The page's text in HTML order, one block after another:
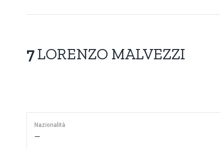
7LORENZO MALVEZZI
Nazionalità
—